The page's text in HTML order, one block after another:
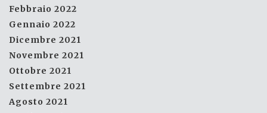
Febbraio 2022
Gennaio 2022
Dicembre 2021
Novembre 2021
Ottobre 2021
Settembre 2021
Agosto 2021